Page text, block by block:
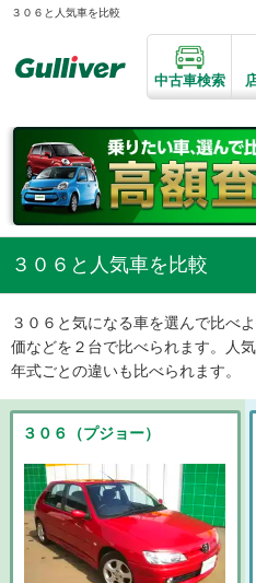
３０６と人気車を比較
中古車検索
３０６と人気車を比較
３０６と気になる車を選んで比べ
価などを２台で比べられます。人
年式ごとの違いも比べられます。
３０６（プジョー）